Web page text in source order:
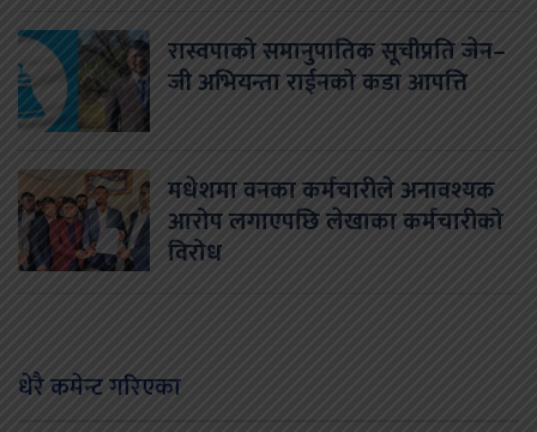
रास्वपाको समानुपातिक सूचीप्रति जेन–
जी अभियन्ता राईनको कडा आपत्ति
मधेशमा वनका कर्मचारीले अनावश्यक
आरोप लगाएपछि लेखाका कर्मचारीको
विरोध
धेरै कमेन्ट गरिएका